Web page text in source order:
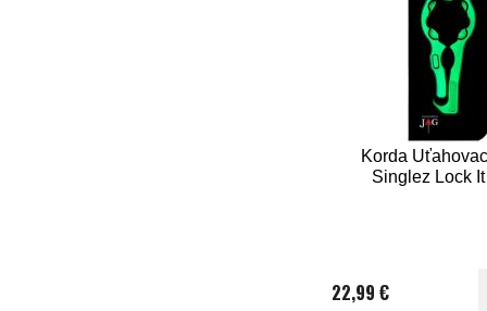
Korda
Singlez Lock
22,99 €